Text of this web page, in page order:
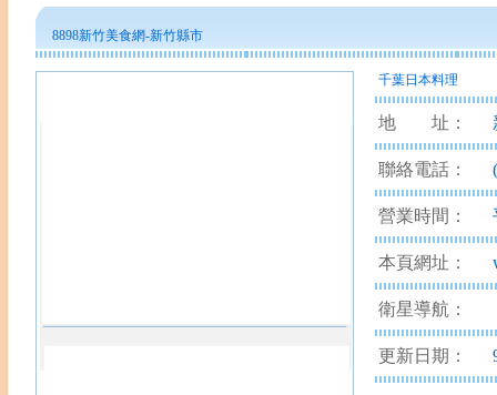
8898新竹美食網-新竹縣市
千葉日本料理
地 址：
聯絡電話：
營業時間：
本頁網址：
衛星導航：
更新日期：